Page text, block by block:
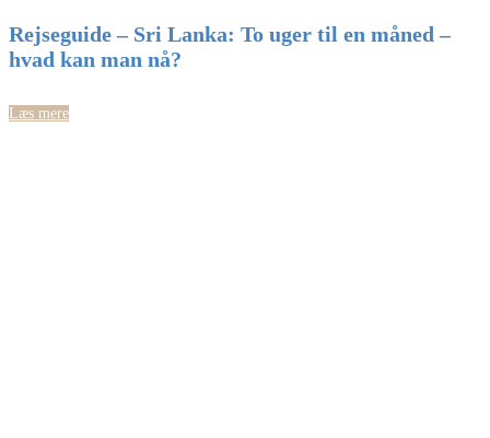
Rejseguide – Sri Lanka: To uger til en måned –
hvad kan man nå?
Læs mere